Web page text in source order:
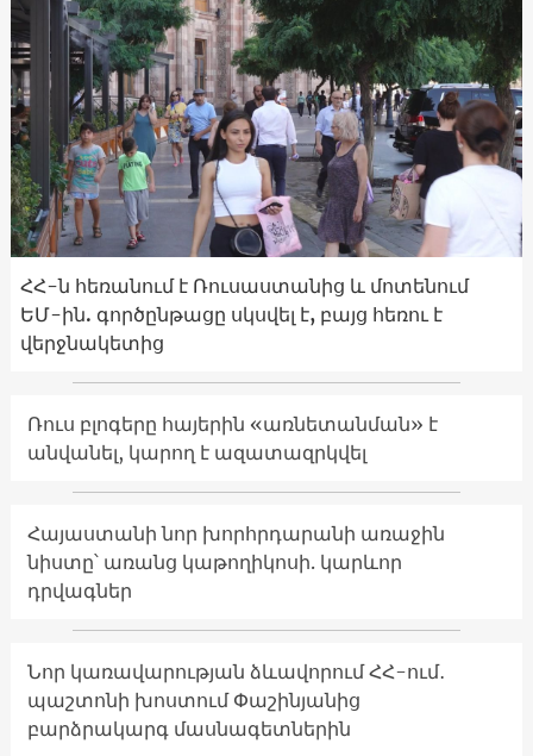
ՀՀ-ն հեռանում է Ռուսաստանից և մոտենում
ԵՄ-ին. գործընթացը սկսվել է, բայց հեռու է
վերջնակետից
Ռուս բլոգերը հայերին «առնետանման» է
անվանել, կարող է ազատազրկվել
Հայաստանի նոր խորհրդարանի առաջին
նիստը՝ առանց կաթողիկոսի. կարևոր
դրվագներ
Նոր կառավարության ձևավորում ՀՀ-ում․
պաշտոնի խոստում Փաշինյանից
բարձրակարգ մասնագետներին